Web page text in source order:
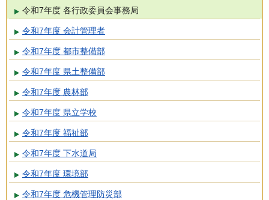
令和7年度 各行政委員会事務局
令和7年度 会計管理者
令和7年度 都市整備部
令和7年度 県土整備部
令和7年度 農林部
令和7年度 県立学校
令和7年度 福祉部
令和7年度 下水道局
令和7年度 環境部
令和7年度 危機管理防災部